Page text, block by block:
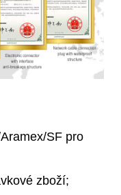
SF pro
zboží;